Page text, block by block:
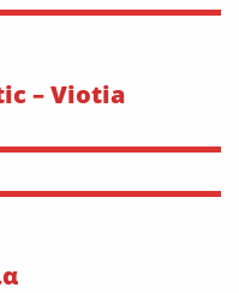
– Viotia